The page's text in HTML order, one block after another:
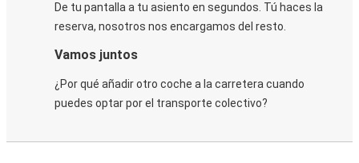
De tu pantalla a tu asiento en segundos. Tú haces la
reserva, nosotros nos encargamos del resto.
Vamos juntos
¿Por qué añadir otro coche a la carretera cuando
puedes optar por el transporte colectivo?